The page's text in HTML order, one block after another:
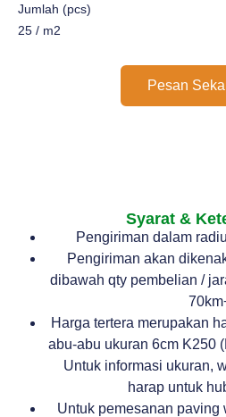
Jumlah (pcs)
25 / m2
Pesan
Syarat &
Pengiriman dalam
Pengiriman akan
dibawah qty pembelian /
Harga tertera merupakan
abu-abu ukuran 6cm K250
Untuk informasi ukuran,
harap untuk
Untuk pemesanan paving